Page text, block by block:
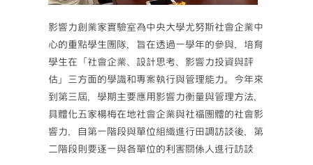
影響力創業家實驗室為中央大學尤努斯社會企業中
心的重點學生團隊，旨在透過一學年的參與，培育
學生在「社會企業、設計思考、影響力投資與評
估」三方面的學識和專案執行與管理能力。今年來
到第三屆，學期主要應用影響力衡量與管理方法，
具體化五家楊梅在地社會企業與社福團體的社會影
響力，自第一階段與單位組織進行田調訪談後，第
二階段則要逐一與各單位的利害關係人進行訪談